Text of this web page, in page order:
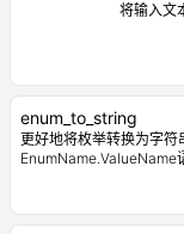
将输入文
enum_to_string
更好地将枚举转换为字
EnumName.ValueName